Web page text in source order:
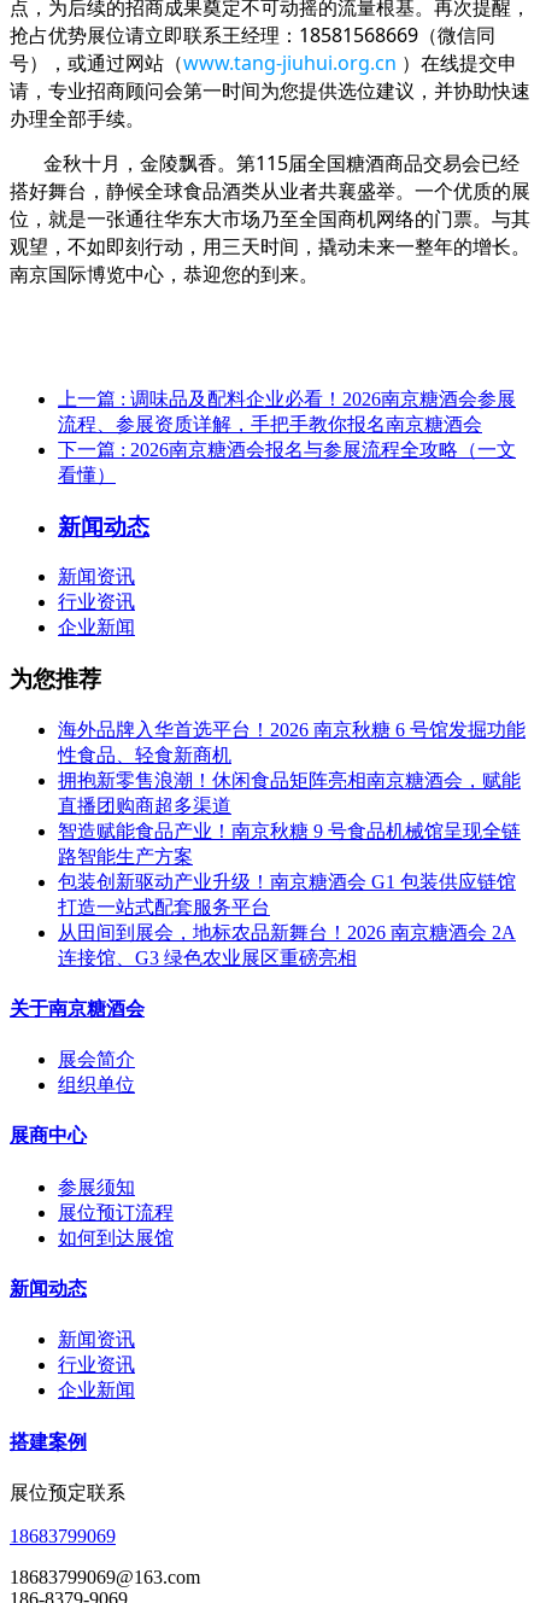
点，为后续的招商成果奠定不可动摇的流量根基。再次提醒，
抢占优势展位请立即联系王经理：18581568669（微信同
号），或通过网站（www.tang-jiuhui.org.cn ）在线提交申
请，专业招商顾问会第一时间为您提供选位建议，并协助快速
办理全部手续。
金秋十月，金陵飘香。第115届全国糖酒商品交易会已经
搭好舞台，静候全球食品酒类从业者共襄盛举。一个优质的展
位，就是一张通往华东大市场乃至全国商机网络的门票。与其
观望，不如即刻行动，用三天时间，撬动未来一整年的增长。
南京国际博览中心，恭迎您的到来。
上一篇 : 调味品及配料企业必看！2026南京糖酒会参展
流程、参展资质详解，手把手教你报名南京糖酒会
下一篇 : 2026南京糖酒会报名与参展流程全攻略（一文
看懂）
新闻动态
新闻资讯
行业资讯
企业新闻
为您推荐
海外品牌入华首选平台！2026 南京秋糖 6 号馆发掘功能
性食品、轻食新商机
拥抱新零售浪潮！休闲食品矩阵亮相南京糖酒会，赋能
直播团购商超多渠道
智造赋能食品产业！南京秋糖 9 号食品机械馆呈现全链
路智能生产方案
包装创新驱动产业升级！南京糖酒会 G1 包装供应链馆
打造一站式配套服务平台
从田间到展会，地标农品新舞台！2026 南京糖酒会 2A
连接馆、G3 绿色农业展区重磅亮相
关于南京糖酒会
展会简介
组织单位
展商中心
参展须知
展位预订流程
如何到达展馆
新闻动态
新闻资讯
行业资讯
企业新闻
搭建案例
展位预定联系
18683799069
18683799069@163.com
186-8379-9069